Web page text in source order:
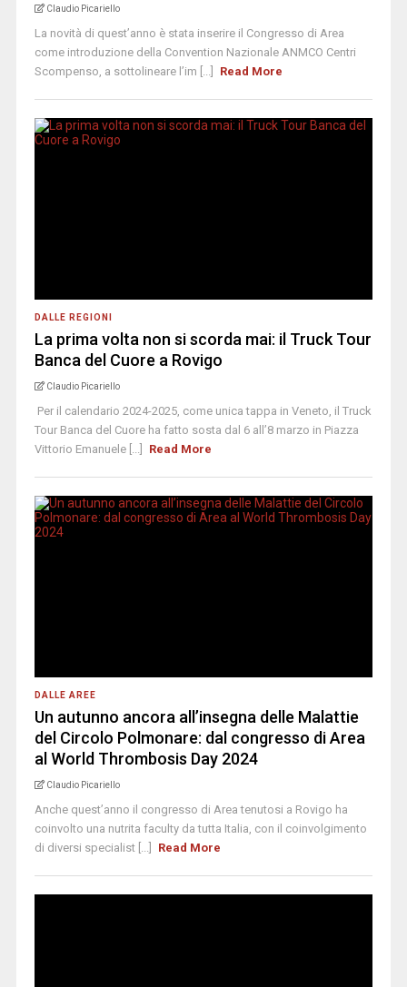
Claudio Picariello
La novità di quest’anno è stata inserire il Congresso di Area
come introduzione della Convention Nazionale ANMCO Centri
Scompenso, a sottolineare l’im [...]
Read More
DALLE REGIONI
La prima volta non si scorda mai: il Truck Tour
Banca del Cuore a Rovigo
Claudio Picariello
Per il calendario 2024-2025, come unica tappa in Veneto, il Truck
Tour Banca del Cuore ha fatto sosta dal 6 all’8 marzo in Piazza
Vittorio Emanuele [...]
Read More
DALLE AREE
Un autunno ancora all’insegna delle Malattie
del Circolo Polmonare: dal congresso di Area
al World Thrombosis Day 2024
Claudio Picariello
Anche quest’anno il congresso di Area tenutosi a Rovigo ha
coinvolto una nutrita faculty da tutta Italia, con il coinvolgimento
di diversi specialist [...]
Read More